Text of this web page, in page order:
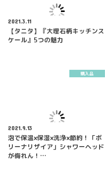
2021.3.11
【タニタ】『大理石柄キッチンス
ケール』5つの魅力
購入品
2021.9.13
泡で保温×保湿×洗浄×節約！「ボ
リーナリザイア」シャワーヘッド
が侮れん！…